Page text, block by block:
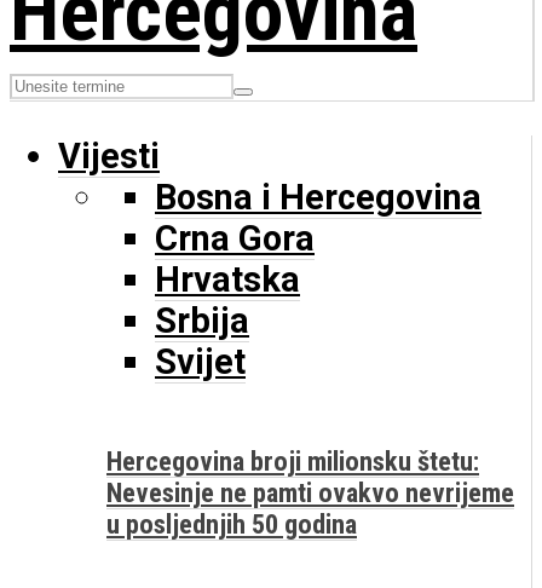
Vijesti
Bosna i Hercegovina
Crna Gora
Hrvatska
Srbija
Svijet
Hercegovina broji milionsku štetu:
Nevesinje ne pamti ovakvo nevrijeme
u posljednjih 50 godina